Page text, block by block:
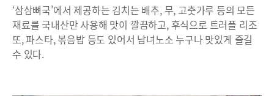
‘삼삼뼈국’에서 제공하는 김치는 배추, 무, 고춧가루 등의 모든
재료를 국내산만 사용해 맛이 깔끔하고, 후식으로 트러플 리조
또, 파스타, 볶음밥 등도 있어서 남녀노소 누구나 맛있게 즐길
수 있다.